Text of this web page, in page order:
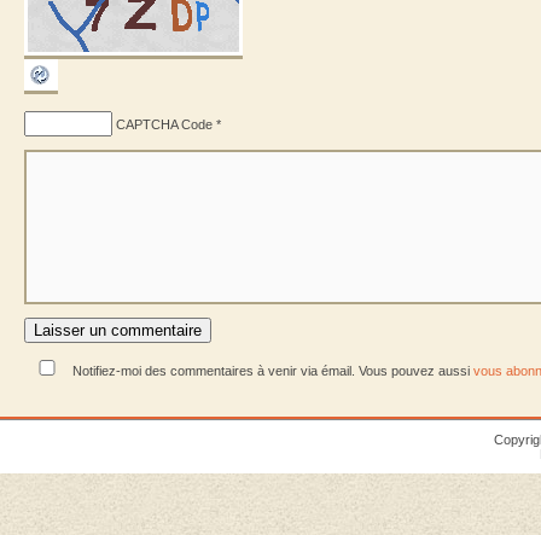
CAPTCHA Code *
Notifiez-moi des commentaires à venir via émail. Vous pouvez aussi vous